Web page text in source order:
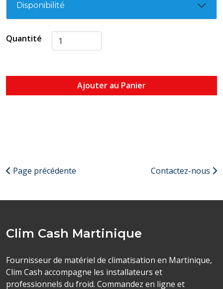
Disponibilité
Quantité
Ajouter au Panier
Page précédente Contactez-nous
Clim Cash Martinique
Fournisseur de matériel de climatisation en Martinique,
Clim Cash accompagne les installateurs et
professionnels du froid. Commandez en ligne et